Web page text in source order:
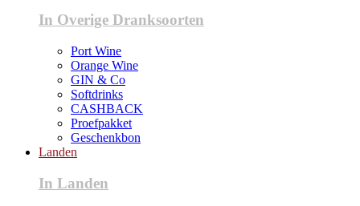
In Overige Dranksoorten
Port Wine
Orange Wine
GIN & Co
Softdrinks
CASHBACK
Proefpakket
Geschenkbon
Landen
In Landen